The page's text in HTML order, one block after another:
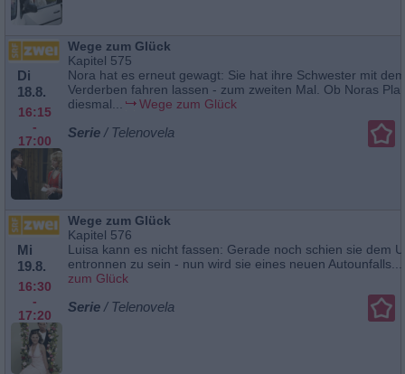
Di
18.8.
16:15
-
17:00
Wege zum Glück
Kapitel 575
Nora hat es erneut gewagt: Sie hat ihre Schwester mit
Verderben fahren lassen - zum zweiten Mal. Ob Noras
diesmal...
Wege zum Glück
Serie / Telenovela
Mi
19.8.
16:30
-
17:20
Wege zum Glück
Kapitel 576
Luisa kann es nicht fassen: Gerade noch schien sie dem
entronnen zu sein - nun wird sie eines neuen Autounfalls...
zum Glück
Serie / Telenovela